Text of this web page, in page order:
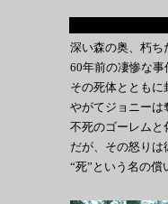
深い森の奥、朽ち
60年前の凄惨な
その死体ととも
やがてジョニーは
不死のゴーレムと
だが、その怒り
“死”という名の